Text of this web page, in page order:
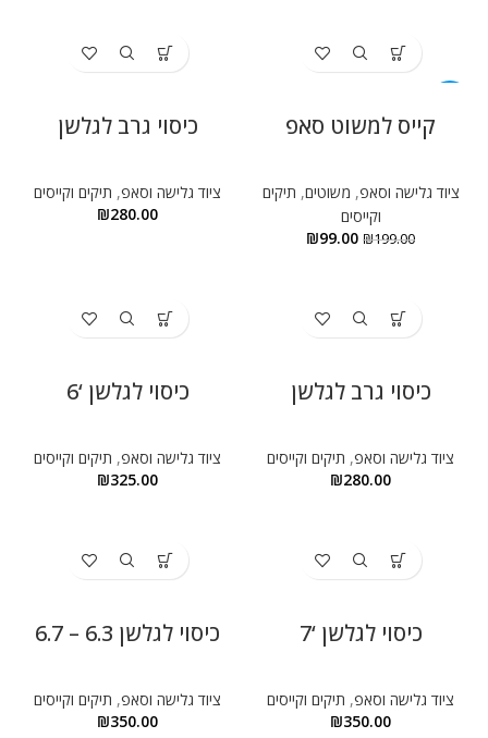
ניגודיות כהה
לאפס
cached
הצהרת נגישות
קייס למשוט סאפ
ציוד גלישה וסאפ, משוטים, תיקים
וקייסים
₪199.00
₪99.00
כיסוי גרב לגלשן
ציוד גלישה וסאפ, תיקים וקייסים
₪280.00
כיסוי גרב לגלשן
ציוד גלישה וסאפ, תיקים וקייסים
₪280.00
כיסוי לגלשן ‘6
ציוד גלישה וסאפ, תיקים וקייסים
₪325.00
כיסוי לגלשן ‘7
ציוד גלישה וסאפ, תיקים וקייסים
₪350.00
כיסוי לגלשן 6.3 – 6.7
ציוד גלישה וסאפ, תיקים וקייסים
₪350.00